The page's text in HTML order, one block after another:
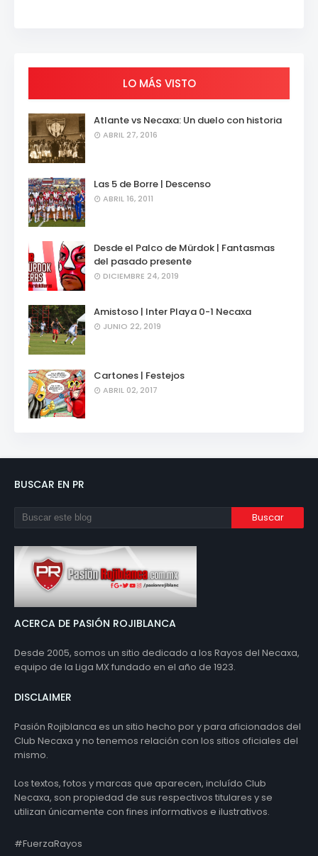
LO MÁS VISTO
Atlante vs Necaxa: Un duelo con historia
ABRIL 27, 2016
Las 5 de Borre | Descenso
ABRIL 16, 2011
Desde el Palco de Mürdok | Fantasmas
del pasado presente
DICIEMBRE 24, 2019
Amistoso | Inter Playa 0-1 Necaxa
JUNIO 22, 2019
Cartones | Festejos
ABRIL 02, 2017
BUSCAR EN PR
ACERCA DE PASIÓN ROJIBLANCA
Desde 2005, somos un sitio dedicado a los Rayos del Necaxa,
equipo de la Liga MX fundado en el año de 1923.
DISCLAIMER
Pasión Rojiblanca es un sitio hecho por y para aficionados del
Club Necaxa y no tenemos relación con los sitios oficiales del
mismo.
Los textos, fotos y marcas que aparecen, incluído Club
Necaxa, son propiedad de sus respectivos titulares y se
utilizan únicamente con fines informativos e ilustrativos.
#FuerzaRayos